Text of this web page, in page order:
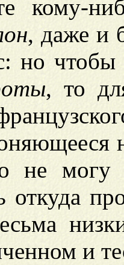
кому-
, даже и
но
, то
не могу
откуда
и